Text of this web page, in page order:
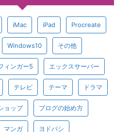
iMac iPad Procreate
Windows10 その他
ィンガー5 エックスサーバー
テレビ テーマ ドラマ
ョップ ブログの始め方
マンガ ヨドバシ